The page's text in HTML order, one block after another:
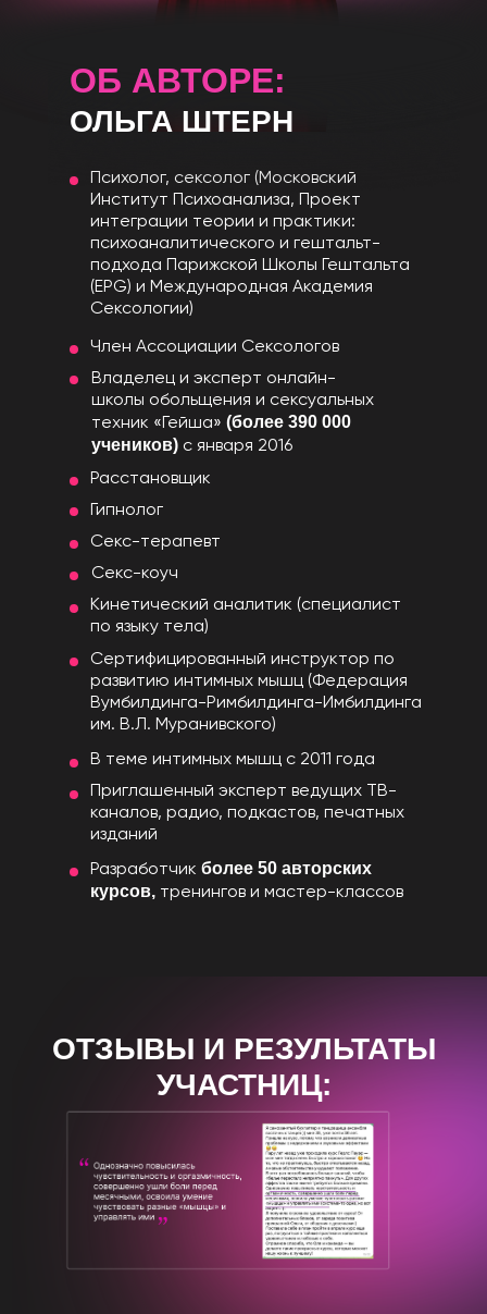
Психолог, сексолог (Московский
Институт Психоанализа, Проект
интеграции теории и практики:
психоаналитического и гештальт-
подхода Парижской Школы Гештальта
(EPG) и Международная Академия
Сексологии)
Член Ассоциации Сексологов
Владелец и эксперт онлайн-
школы обольщения и сексуальных
техник «Гейша» (более 390 000
учеников) с января 2016
Расстановщик
Секс-терапевт
Кинетический аналитик (специалист
по языку тела)
Гипнолог
Секс-коуч
Сертифицированный инструктор по
развитию интимных мышц (Федерация
Вумбилдинга-Римбилдинга-Имбилдинга
им. В.Л. Муранивского)
ОБ АВТОРЕ:
ОЛЬГА ШТЕРН
В теме интимных мышц с 2011 года
Приглашенный эксперт ведущих ТВ-
каналов, радио, подкастов, печатных
изданий
Разработчик более 50 авторских
курсов, тренингов и мастер-классов
ОТЗЫВЫ И РЕЗУЛЬТАТЫ
УЧАСТНИЦ: